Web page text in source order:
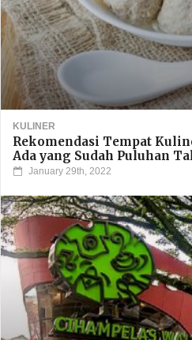
KULINER
Rekomendasi Tempat
Ada yang Sudah Puluhan
January 29th, 2022